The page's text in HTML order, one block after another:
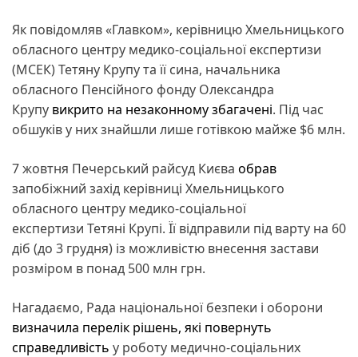
Як повідомляв «Главком», керівницю Хмельницького
обласного центру медико-соціальної експертизи
(МСЕК) Тетяну Крупу та її сина, начальника
обласного Пенсійного фонду Олександра
Крупу викрито на незаконному збагачені. Під час
обшуків у них знайшли лише готівкою майже $6 млн.
7 жовтня Печерський райсуд Києва обрав
запобіжний захід керівниці Хмельницького
обласного центру медико-соціальної
експертизи Тетяні Крупі. Її відправили під варту на 60
діб (до 3 грудня) із можливістю внесення застави
розміром в понад 500 млн грн.
Нагадаємо, Рада національної безпеки і оборони
визначила перелік рішень, які повернуть
справедливість у роботу медично-соціальних